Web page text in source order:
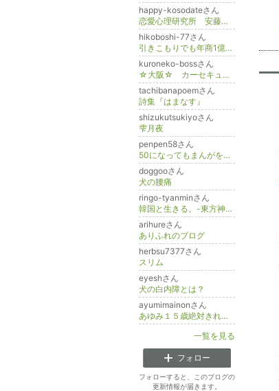
happy-kosodateさん
恋愛心理研究所 安藤房子の「ココロとカラダのレシピ」
hikoboshi-77さん
引きこもりでも年商1億円(＠_＠;)伝説の起業家MR-T official Blog
kuroneko-bossさん
☆大阪☆ カーセキュリティーショップＣＹＴ
tachibanapoemさん
詩集『はまなす』
shizukutsukiyoさん
雫月夜
penpen58さん
50になってもまんがを描いている
doggooさん
犬の腰痛
ringo-tyanminさん
韓国と生きる。-東方神起LOVEチャンミンLOVE-
arihureさん
ありふれのブログ
herbsu7377さん
スリム
eyeshさん
犬の白内障とは？
ayumimainonさん
あゆみ１５歳絶対きれいになるぞぉ
一覧を見る
フォロー
フォローすると、このブログの
更新情報が届きます。